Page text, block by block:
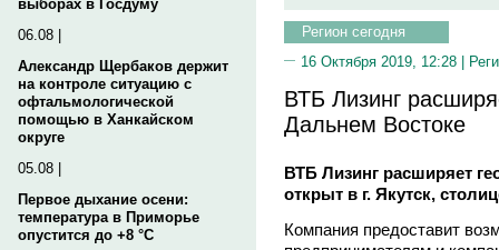
выборах в Госдуму
06.08 |
Александр Щербаков держит
на контроле ситуацию с
офтальмологической
помощью в Ханкайском
округе
05.08 |
Первое дыхание осени:
температура в Приморье
опустится до +8 °C
Регион сегодня
16 Октября 2019, 12:28 |
ВТБ Лизинг
Дальнем Востоке
ВТБ Лизинг расширяет
открыт в г. Якутск,
Компания предоставит